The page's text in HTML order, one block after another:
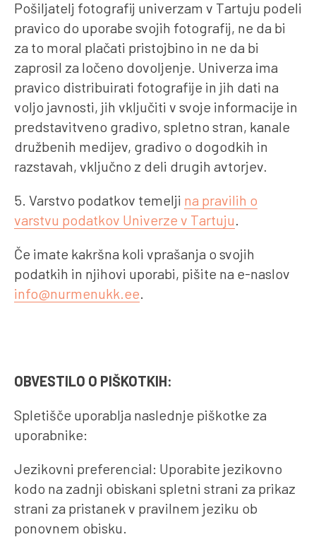
Pošiljatelj fotografij univerzam v Tartuju podeli
pravico do uporabe svojih fotografij, ne da bi
za to moral plačati pristojbino in ne da bi
zaprosil za ločeno dovoljenje. Univerza ima
pravico distribuirati fotografije in jih dati na
voljo javnosti, jih vključiti v svoje informacije in
predstavitveno gradivo, spletno stran, kanale
družbenih medijev, gradivo o dogodkih in
razstavah, vključno z deli drugih avtorjev.
5. Varstvo podatkov temelji na pravilih o
varstvu podatkov Univerze v Tartuju
Če imate kakršna koli vprašanja o svojih
podatkih in njihovi uporabi, pišite na e-naslov
info@nurmenukk.ee
OBVESTILO O PIŠKOTKIH:
Spletišče uporablja naslednje piškotke za
uporabnike:
Jezikovni preferencial: Uporabite jezikovno
kodo na zadnji obiskani spletni strani za prikaz
strani za pristanek v pravilnem jeziku ob
ponovnem obisku.